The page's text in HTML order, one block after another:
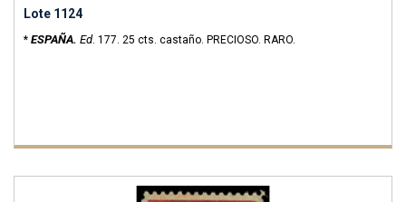
Lote 1124
* ESPAÑA. Ed. 177. 25 cts. castaño. PRECIOSO. RARO.